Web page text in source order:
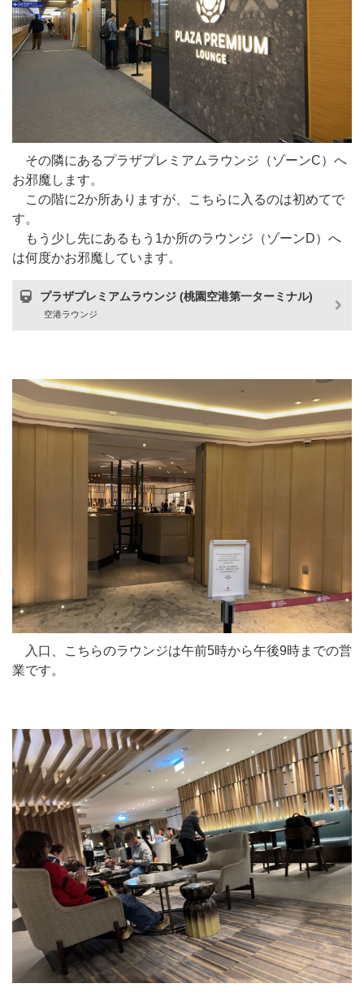
その隣にあるプラザプレミアムラウンジ（ゾーンC）へ
お邪魔します。
この階に2か所ありますが、こちらに入るのは初めてで
す。
もう少し先にあるもう1か所のラウンジ（ゾーンD）へ
は何度かお邪魔しています。
プラザプレミアムラウンジ (桃園空港第一ターミナル)
空港ラウンジ
入口、こちらのラウンジは午前5時から午後9時までの営
業です。